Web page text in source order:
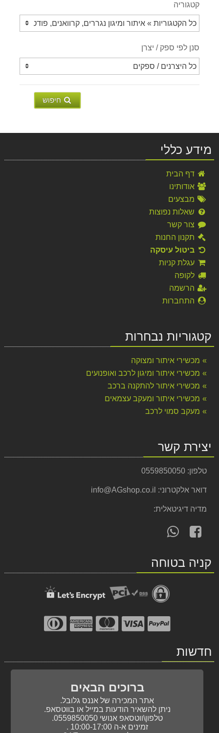
קטגוריה
סנן לפי ספק / יצרן
חיפוש
מידע כללי
דף הבית
אודותינו
מבצעים
שאלות נפוצות
צור קשר
תקנון החנות
ביטול עיסקה
עגלת קניות
לקופה
הרשמה
התחברות
קטגוריות נבחרות
מכשירי איתור ומצוקה
מכשירי איתור ומיגון לרכב ואופנועים
מכשירי איתור להתקנה ברכב
מכשירי איתור ומעקב עצמאים
מעקב סמוי לרכב
יצירת קשר
טלפון: 0559850050
דואר אלקטרוני: info@AGshop.co.il
מדיה דיגיטאלית:
עקוב
אחרינו
facebook
WhatsAppקניה בטוחה
חדשות
ברוכים הבאים
אתר המכירה של אננס גלובל.
ניתן להשאיר הודעות במייל או בווטסאפ.
טלפון\ווטסאפ אנושי 0559850050.
זמינים א-ה 10:00-17:00 .